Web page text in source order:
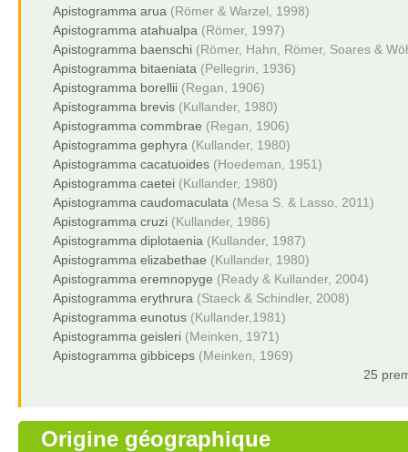
Apistogramma arua (Römer & Warzel, 1998)
Apistogramma atahualpa (Römer, 1997)
Apistogramma baenschi (Römer, Hahn, Römer, Soares &
Apistogramma bitaeniata (Pellegrin, 1936)
Apistogramma borellii (Regan, 1906)
Apistogramma brevis (Kullander, 1980)
Apistogramma commbrae (Regan, 1906)
Apistogramma gephyra (Kullander, 1980)
Apistogramma cacatuoides (Hoedeman, 1951)
Apistogramma caetei (Kullander, 1980)
Apistogramma caudomaculata (Mesa S. & Lasso, 2011)
Apistogramma cruzi (Kullander, 1986)
Apistogramma diplotaenia (Kullander, 1987)
Apistogramma elizabethae (Kullander, 1980)
Apistogramma eremnopyge (Ready & Kullander, 2004)
Apistogramma erythrura (Staeck & Schindler, 2008)
Apistogramma eunotus (Kullander,1981)
Apistogramma geisleri (Meinken, 1971)
Apistogramma gibbiceps (Meinken, 1969)
25
Origine géographique